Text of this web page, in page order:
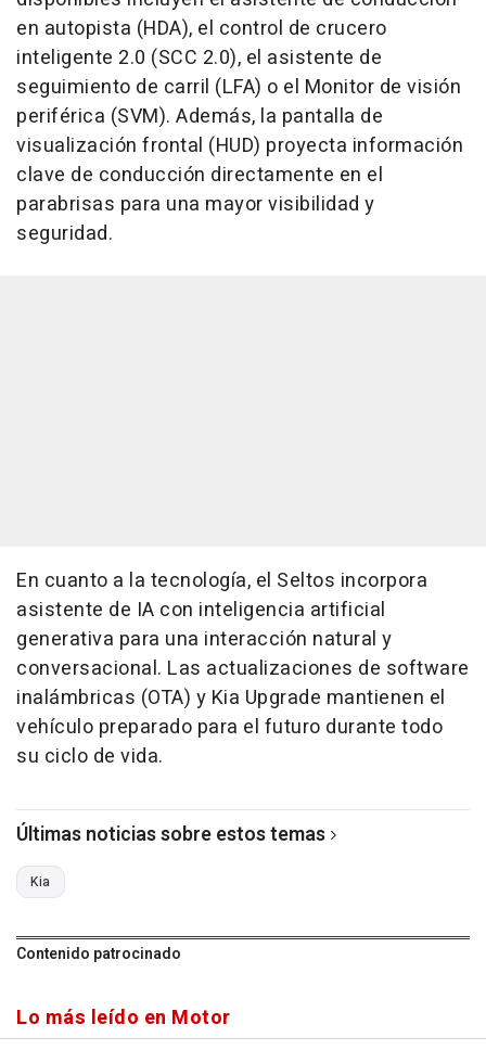
en autopista (HDA), el control de crucero
inteligente 2.0 (SCC 2.0), el asistente de
seguimiento de carril (LFA) o el Monitor de visión
periférica (SVM). Además, la pantalla de
visualización frontal (HUD) proyecta información
clave de conducción directamente en el
parabrisas para una mayor visibilidad y
seguridad.
En cuanto a la tecnología, el Seltos incorpora
asistente de IA con inteligencia artificial
generativa para una interacción natural y
conversacional. Las actualizaciones de software
inalámbricas (OTA) y Kia Upgrade mantienen el
vehículo preparado para el futuro durante todo
su ciclo de vida.
Últimas noticias sobre estos temas
Kia
Contenido patrocinado
Lo más leído en Motor